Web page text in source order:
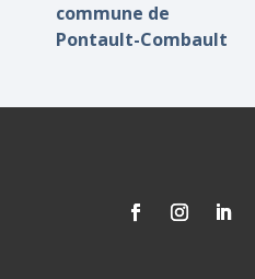
commune de
Pontault-Combault